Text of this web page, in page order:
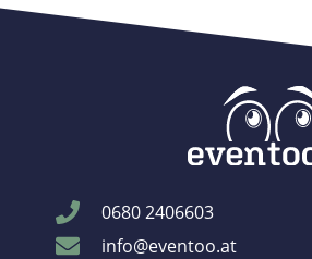
0680 2406603
info@eventoo.at